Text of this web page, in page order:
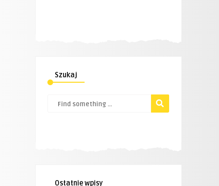
Szukaj
Ostatnie wpisy